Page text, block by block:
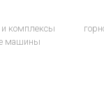
комплексы
машины